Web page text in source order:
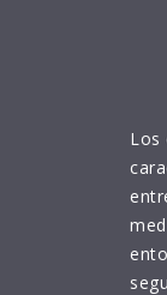
Los